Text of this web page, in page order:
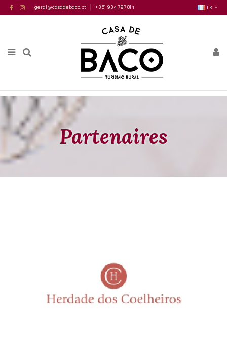
geral@casadebaco.pt +351 934 797 814 FR
Partenaires